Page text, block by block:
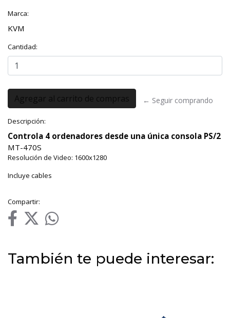
Marca:
KVM
Cantidad:
← Seguir comprando
Descripción:
Controla 4 ordenadores desde una única consola PS/2
MT-470S
Resolución de Video: 1600x1280
Incluye cables
Compartir:
También te puede interesar: